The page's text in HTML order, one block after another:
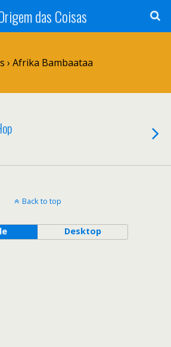
das Coisas
› Afrika Bambaataa
Back to top
Desktop